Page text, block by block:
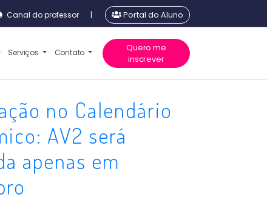
Canal do professor | Portal do Aluno
Serviços Contato
Quero me
inscrever
no Calendário
AV2 será
apenas em